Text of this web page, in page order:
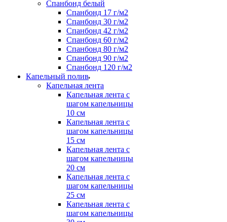
Спанбонд белый
Спанбонд 17 г/м2
Спанбонд 30 г/м2
Спанбонд 42 г/м2
Спанбонд 60 г/м2
Спанбонд 80 г/м2
Спанбонд 90 г/м2
Спанбонд 120 г/м2
Капельный полив
Капельная лента
Капельная лента с
шагом капельницы
10 см
Капельная лента с
шагом капельницы
15 см
Капельная лента с
шагом капельницы
20 см
Капельная лента с
шагом капельницы
25 см
Капельная лента с
шагом капельницы